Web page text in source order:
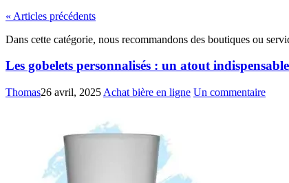
« Articles précédents
Dans cette catégorie, nous recommandons des boutiques ou
Les gobelets personnalisés : un atout
Thomas26 avril, 2025 Achat bière en ligne Un commentaire